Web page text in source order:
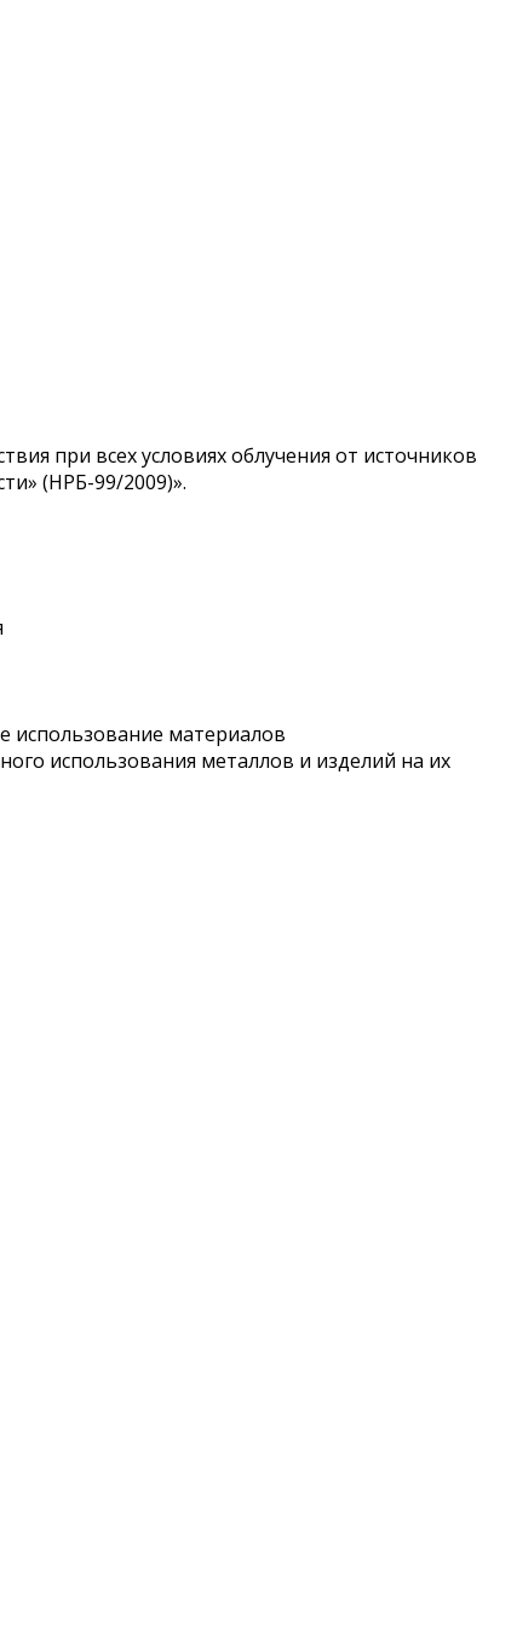
при всех условиях облучения от источников
(НРБ-99/2009)».
использование материалов
использования металлов и изделий на их